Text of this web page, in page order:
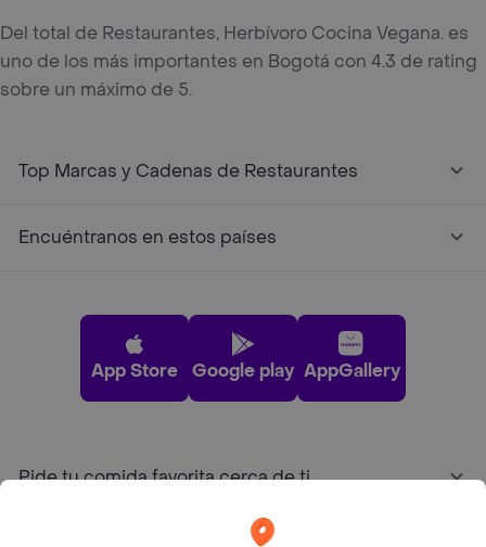
Del total de Restaurantes, Herbívoro Cocina Vegana. es
uno de los más importantes en Bogotá con 4.3 de rating
sobre un máximo de 5.
Top Marcas y Cadenas de Restaurantes
Encuéntranos en estos países
App Store Google play AppGallery
Pide tu comida favorita cerca de ti